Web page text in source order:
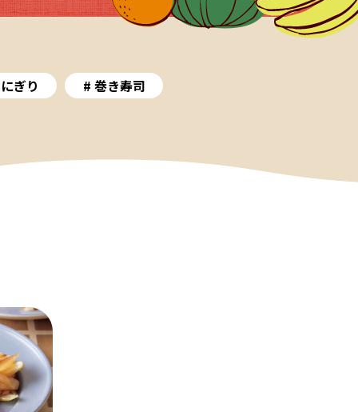
ぎり 巻き寿司